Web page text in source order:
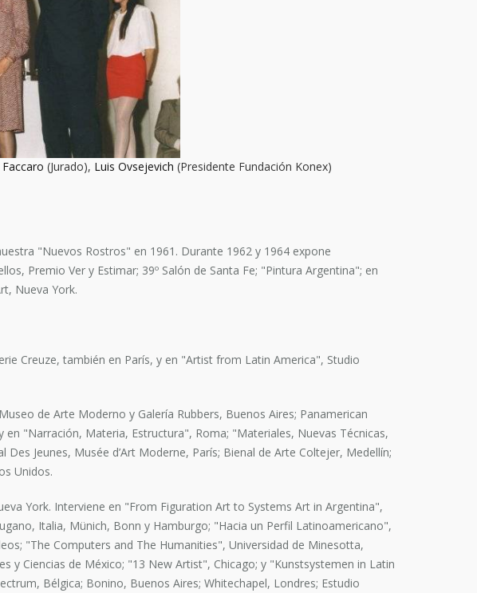
(Jurado), Luis Ovsejevich (Presidente Fundación Konex)
"Nuevos Rostros" en 1961. Durante 1962 y 1964 expone
Premio Ver y Estimar; 39º Salón de Santa Fe; "Pintura Argentina"; en
Nueva York.
Creuze, también en París, y en "Artist from Latin America", Studio
de Arte Moderno y Galería Rubbers, Buenos Aires; Panamerican
"Narración, Materia, Estructura", Roma; "Materiales, Nuevas Técnicas,
Jeunes, Musée d’Art Moderne, París; Bienal de Arte Coltejer, Medellín;
Unidos.
York. Interviene en "From Figuration Art to Systems Art in Argentina",
Italia, Münich, Bonn y Hamburgo; "Hacia un Perfil Latinoamericano",
"The Computers and The Humanities", Universidad de Minesotta,
Ciencias de México; "13 New Artist", Chicago; y "Kunstsystemen in Latin
Bélgica; Bonino, Buenos Aires; Whitechapel, Londres; Estudio